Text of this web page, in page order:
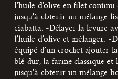
l’huile d’olive en filet continu
jusqu’à obtenir un mélange
ciabatta: -Délayer la levure
l’huile d’olive et mélanger. -
équipé d’un crochet ajouter
blé dur, la farine classique et
jusqu’à obtenir un mélange